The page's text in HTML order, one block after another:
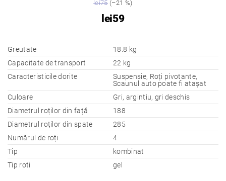
lei75(–21 %)
lei59
Greutate
18.8 kg
Capacitate de transport
22 kg
Caracteristicile dorite
Suspensie, Roți pivotante,
Scaunul auto poate fi atașat
Culoare
Gri, argintiu, gri deschis
Diametrul roților din față
188
Diametrul roților din spate
285
Numărul de roți
4
Tip
kombinat
Tip roti
gel